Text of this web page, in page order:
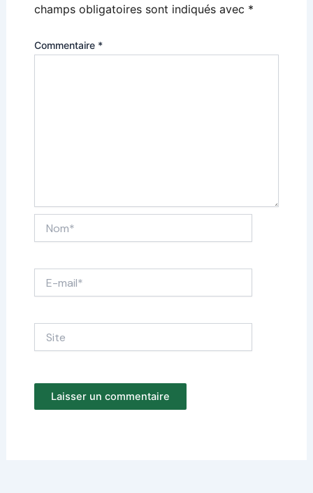
champs obligatoires sont indiqués avec *
Commentaire *
mail*